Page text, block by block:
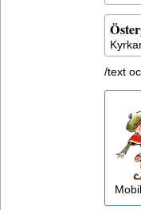
/text